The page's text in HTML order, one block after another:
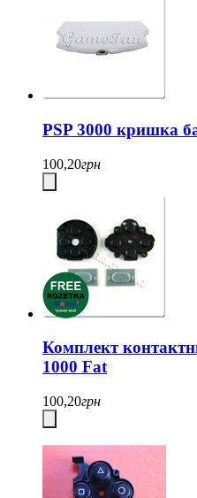
PSP 3000 кришка
100,20грн
Комплект
1000 Fat
100,20грн